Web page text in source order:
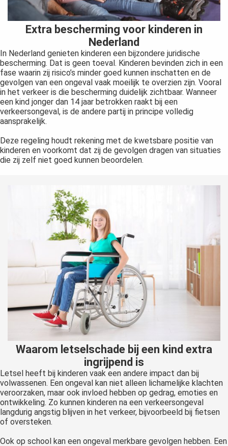
Extra bescherming voor kinderen in
Nederland
In Nederland genieten kinderen een bijzondere juridische
bescherming. Dat is geen toeval. Kinderen bevinden zich in een
fase waarin zij risico’s minder goed kunnen inschatten en de
gevolgen van een ongeval vaak moeilijk te overzien zijn. Vooral
in het verkeer is die bescherming duidelijk zichtbaar. Wanneer
een kind jonger dan 14 jaar betrokken raakt bij een
verkeersongeval, is de andere partij in principe volledig
aansprakelijk.
Deze regeling houdt rekening met de kwetsbare positie van
kinderen en voorkomt dat zij de gevolgen dragen van situaties
die zij zelf niet goed kunnen beoordelen.
Waarom letselschade bij een kind extra
ingrijpend is
Letsel heeft bij kinderen vaak een andere impact dan bij
volwassenen. Een ongeval kan niet alleen lichamelijke klachten
veroorzaken, maar ook invloed hebben op gedrag, emoties en
ontwikkeling. Zo kunnen kinderen na een verkeersongeval
langdurig angstig blijven in het verkeer, bijvoorbeeld bij fietsen
of oversteken.
Ook op school kan een ongeval merkbare gevolgen hebben. Een